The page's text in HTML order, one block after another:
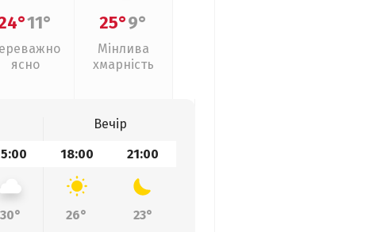
11°
ясно
25°9°
Мінлива
хмарність
Вечір
18:00 21:00
30° 26°
23°